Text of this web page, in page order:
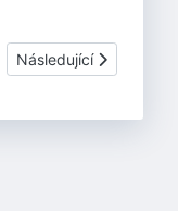
Další článek: FIALKA
Následující